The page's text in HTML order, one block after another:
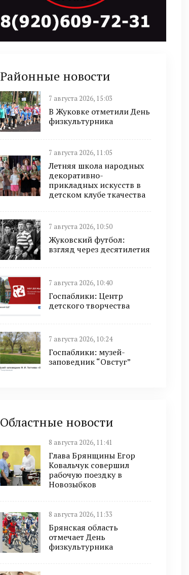
Районные новости
7 августа 2026, 15:03
В Жуковке отметили День
физкультурника
7 августа 2026, 11:05
Летняя школа народных
декоративно-
прикладных искусств в
детском клубе ткачества
7 августа 2026, 10:50
Жуковский футбол:
взгляд через десятилетия
7 августа 2026, 10:40
Госпаблики: Центр
детского творчества
7 августа 2026, 10:24
Госпаблики: музей-
заповедник “Овстуг”
Областные новости
8 августа 2026, 11:41
Глава Брянщины Егор
Ковальчук совершил
рабочую поездку в
Новозыбков
8 августа 2026, 11:33
Брянская область
отмечает День
физкультурника